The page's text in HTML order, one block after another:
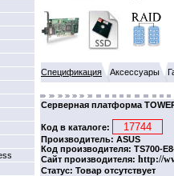
Спецификация Аксессуары
Серверная платформа
Код в каталоге:
Производитель: ASUS
Код производителя: TS700-
Сайт производителя: http://
Статус: Товар отсутствует